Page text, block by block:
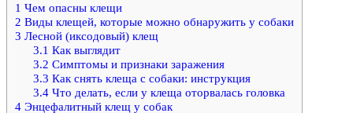
1 Чем опасны клещи
2 Виды клещей, которые можно обнаружить у собаки
3 Лесной (иксодовый) клещ
3.1 Как выглядит
3.2 Симптомы и признаки заражения
3.3 Как снять клеща с собаки: инструкция
3.4Что делать, если у клеща оторвалась головка
4 Энцефалитный клещ у собак